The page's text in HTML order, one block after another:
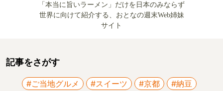
「本当に旨いラーメン」だけを日本のみならず
世界に向けて紹介する、おとなの週末Web姉妹
サイト
記事をさがす
#ご当地グルメ #スイーツ #京都
#納豆